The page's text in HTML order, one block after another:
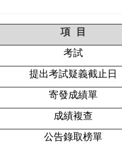
項 目
考試
提出考試疑義截止日
寄發成績單
成績複查
公告錄取榜單